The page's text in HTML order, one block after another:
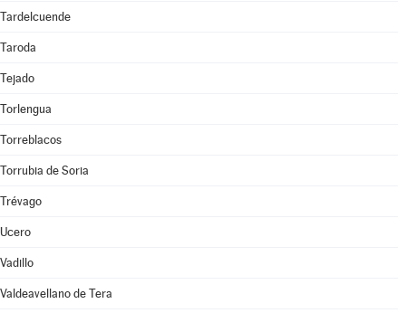
Tardelcuende
Taroda
Tejado
Torlengua
Torreblacos
Torrubia de Soria
Trévago
Ucero
Vadillo
Valdeavellano de Tera